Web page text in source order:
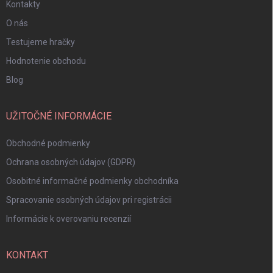
Kontakty
O nás
Testujeme hračky
Hodnotenie obchodu
Blog
UŽITOČNÉ INFORMÁCIE
Obchodné podmienky
Ochrana osobných údajov (GDPR)
Osobitné informačné podmienky obchodníka
Spracovanie osobných údajov pri registrácii
Informácie k overovaniu recenzií
KONTAKT